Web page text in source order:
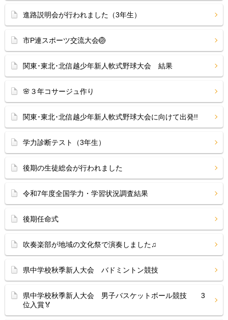
進路説明会が行われました（3年生）
市P連スポーツ交流大会🏐
関東･東北･北信越少年新人軟式野球大会 結果
🌸３年コサージュ作り
関東･東北･北信越少年新人軟式野球大会に向けて出発!!
学力診断テスト（3年生）
後期の生徒総会が行われました
令和7年度全国学力・学習状況調査結果
後期任命式
吹奏楽部が地域の文化祭で演奏しました♫
県中学校秋季新人大会 バドミントン競技
県中学校秋季新人大会 男子バスケットボール競技 3
位入賞🏅